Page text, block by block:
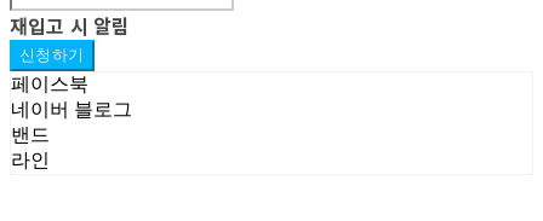
재입고 시 알림
신청하기
페이스북
네이버 블로그
밴드
라인